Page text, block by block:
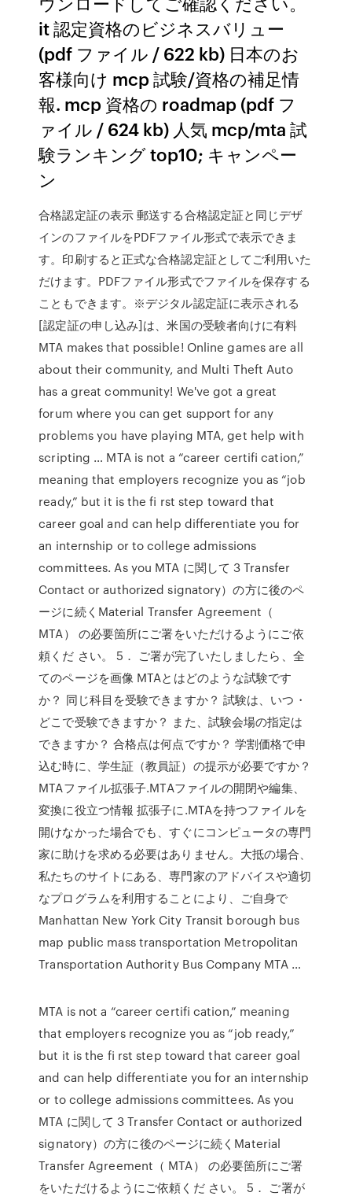
it 認定資格のビジネスバリュー
(pdf ファイル / 622 kb) 日本のお
客様向け mcp 試験/資格の補足情
報. mcp 資格の roadmap (pdf フ
ァイル / 624 kb) 人気 mcp/mta 試
験ランキング top10; キャンペー
ン
合格認定証の表示 郵送する合格認定証と同じデザ
インのファイルをPDFファイル形式で表示できま
す。印刷すると正式な合格認定証としてご利用いた
だけます。PDFファイル形式でファイルを保存する
こともできます。※デジタル認定証に表示される
[認定証の申し込み]は、米国の受験者向けに有料
MTA makes that possible! Online games are all
about their community, and Multi Theft Auto
has a great community! We've got a great
forum where you can get support for any
problems you have playing MTA, get help with
scripting … MTA is not a “career certiﬁ cation,”
meaning that employers recognize you as “job
ready,” but it is the ﬁ rst step toward that
career goal and can help differentiate you for
an internship or to college admissions
committees. As you MTA に関して 3 Transfer
Contact or authorized signatory）の方に後のペ
ージに続くMaterial Transfer Agreement（
MTA） の必要箇所にご署をいただけるようにご依
頼くだ さい。 5． ご署が完了いたしましたら、全
てのページを画像 MTAとはどのような試験です
か？ 同じ科目を受験できますか？ 試験は、いつ・
どこで受験できますか？ また、試験会場の指定は
できますか？ 合格点は何点ですか？ 学割価格で申
込む時に、学生証（教員証）の提示が必要ですか？
MTAファイル拡張子.MTAファイルの開閉や編集、
変換に役立つ情報 拡張子に.MTAを持つファイルを
開けなかった場合でも、すぐにコンピュータの専門
家に助けを求める必要はありません。大抵の場合、
私たちのサイトにある、専門家のアドバイスや適切
なプログラムを利用することにより、ご自身で
Manhattan New York City Transit borough bus
map public mass transportation Metropolitan
Transportation Authority Bus Company MTA …
MTA is not a “career certiﬁ cation,” meaning
that employers recognize you as “job ready,”
but it is the ﬁ rst step toward that career goal
and can help differentiate you for an internship
or to college admissions committees. As you
MTA に関して 3 Transfer Contact or authorized
signatory）の方に後のページに続くMaterial
Transfer Agreement（ MTA） の必要箇所にご署
をいただけるようにご依頼くだ さい。 5． ご署が